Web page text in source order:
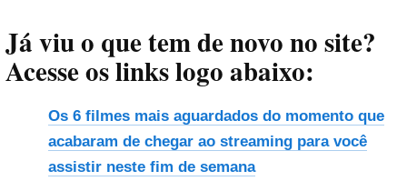
Já viu o que tem de novo no site?
Acesse os links logo abaixo:
Os 6 filmes mais aguardados do momento que
acabaram de chegar ao streaming para você
assistir neste fim de semana